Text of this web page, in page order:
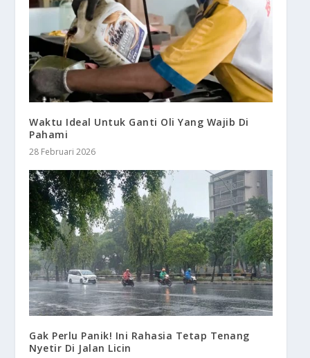
Waktu Ideal Untuk Ganti Oli Yang Wajib Di
Pahami
28 Februari 2026
Gak Perlu Panik! Ini Rahasia Tetap Tenang
Nyetir Di Jalan Licin